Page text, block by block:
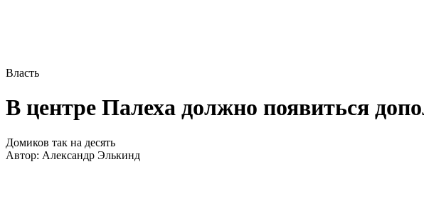
Власть
В центре Палеха должно появиться
Домиков так на десять
Автор: Александр Элькинд